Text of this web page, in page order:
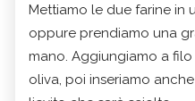
Mettiamo le due farine in
oppure prendiamo una
mano. Aggiungiamo a filo
oliva, poi inseriamo